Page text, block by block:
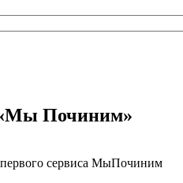
Починим»
первого сервиса МыПочиним